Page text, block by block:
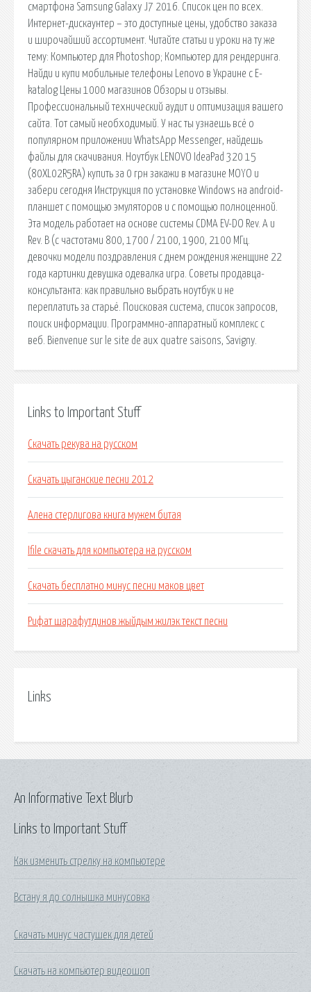
смартфона Samsung Galaxy J7 2016. Список цен по всех.
Интернет-дискаунтер – это доступные цены, удобство заказа
и широчайший ассортимент. Читайте статьи и уроки на ту же
тему: Компьютер для Photoshop; Компьютер для рендеринга.
Найди и купи мобильные телефоны Lenovo в Украине с E-
katalog Цены 1000 магазинов Обзоры и отзывы.
Профессиональный технический аудит и оптимизация вашего
сайта. Тот самый необходимый. У нас ты узнаешь всё о
популярном приложении WhatsApp Messenger, найдешь
файлы для скачивания. Ноутбук LENOVO IdeaPad 320 15
(80XL02R5RA) купить за 0 грн закажи в магазине MOYO и
забери сегодня Инструкция по установке Windows на android-
планшет с помощью эмуляторов и с помощью полноценной.
Эта модель работает на основе системы CDMA EV-DO Rev. A и
Rev. B (с частотами 800, 1700 / 2100, 1900, 2100 MГц.
девочки модели поздравления с днем рождения женщине 22
года картинки девушка одевалка игра. Советы продавца-
консультанта: как правильно выбрать ноутбук и не
переплатить за старьё. Поисковая сиcтема, список запросов,
поиск информации. Программно-аппаратный комплекс с
веб. Bienvenue sur le site de aux quatre saisons, Savigny.
Links to Important Stuff
Скачать рекува на русском
Скачать цыганские песни 2012
Алена стерлигова книга мужем битая
Ifile скачать для компьютера на русском
Скачать бесплатно минус песни маков цвет
Рифат шарафутдинов жыйдым жилэк текст песни
Links
Links to Important Stuff
Как изменить стрелку на компьютере
Встану я до солнышка минусовка
Скачать минус частушек для детей
Скачать на компьютер видеошоп
An Informative Text Blurb